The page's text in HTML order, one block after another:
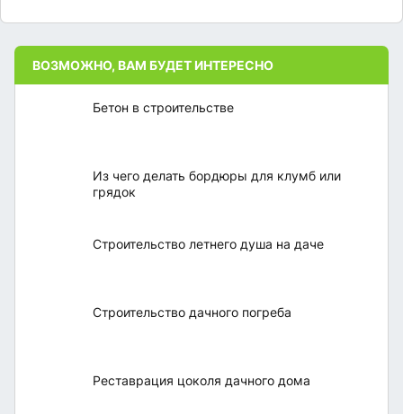
ВОЗМОЖНО, ВАМ БУДЕТ ИНТЕРЕСНО
Бетон в строительстве
Из чего делать бордюры для клумб или
грядок
Строительство летнего душа на даче
Строительство дачного погреба
Реставрация цоколя дачного дома